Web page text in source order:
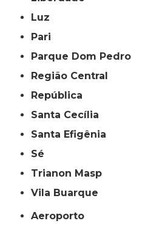
Luz
Pari
Parque Dom Pedro
Região Central
República
Santa Cecília
Santa Efigênia
Sé
Trianon Masp
Vila Buarque
Aeroporto